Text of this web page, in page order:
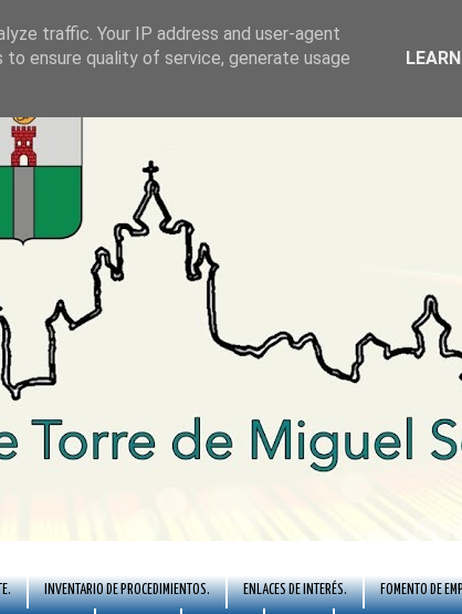
INVENTARIO DE PROCEDIMIENTOS. ENLACES DE INTERÉS. FOMENTO DE
traffic. Your IP address and user-agent
ensure quality of service, generate usage